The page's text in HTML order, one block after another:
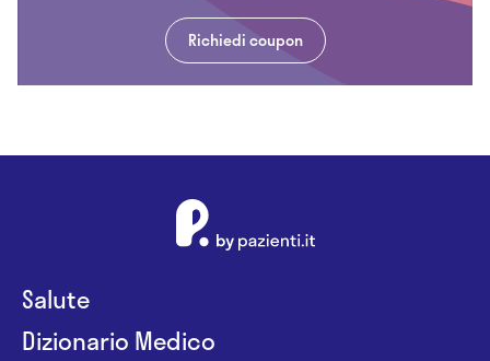
Richiedi coupon
Salute
Dizionario Medico